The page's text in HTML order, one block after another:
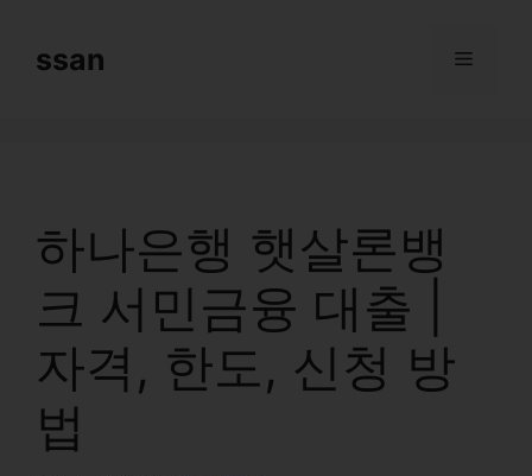
contentssan Menu
하나은행 햇살론뱅
크 서민금융 대출 |
자격, 한도, 신청 방
법